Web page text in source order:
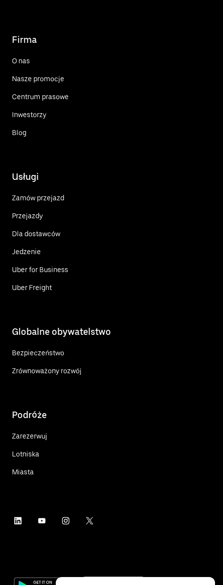
Firma
O nas
Nasze promocje
Centrum prasowe
Inwestorzy
Blog
Usługi
Zamów przejazd
Przejazdy
Dla dostawców
Jedzenie
Uber for Business
Uber Freight
Globalne obywatelstwo
Bezpieczeństwo
Zrównoważony rozwój
Podróże
Zarezerwuj
Lotniska
Miasta